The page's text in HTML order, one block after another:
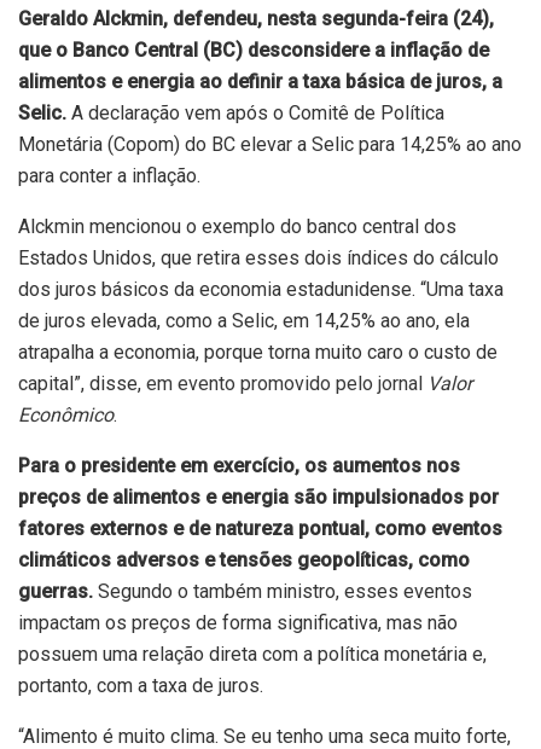
Geraldo Alckmin, defendeu, nesta segunda-feira (24),
que o Banco Central (BC) desconsidere a inflação de
alimentos e energia ao definir a taxa básica de juros, a
Selic. A declaração vem após o Comitê de Política
Monetária (Copom) do BC elevar a Selic para 14,25% ao ano
para conter a inflação.
Alckmin mencionou o exemplo do banco central dos
Estados Unidos, que retira esses dois índices do cálculo
dos juros básicos da economia estadunidense. “Uma taxa
de juros elevada, como a Selic, em 14,25% ao ano, ela
atrapalha a economia, porque torna muito caro o custo de
capital”, disse, em evento promovido pelo jornal Valor
Econômico.
Para o presidente em exercício, os aumentos nos
preços de alimentos e energia são impulsionados por
fatores externos e de natureza pontual, como eventos
climáticos adversos e tensões geopolíticas, como
guerras. Segundo o também ministro, esses eventos
impactam os preços de forma significativa, mas não
possuem uma relação direta com a política monetária e,
portanto, com a taxa de juros.
“Alimento é muito clima. Se eu tenho uma seca muito forte,